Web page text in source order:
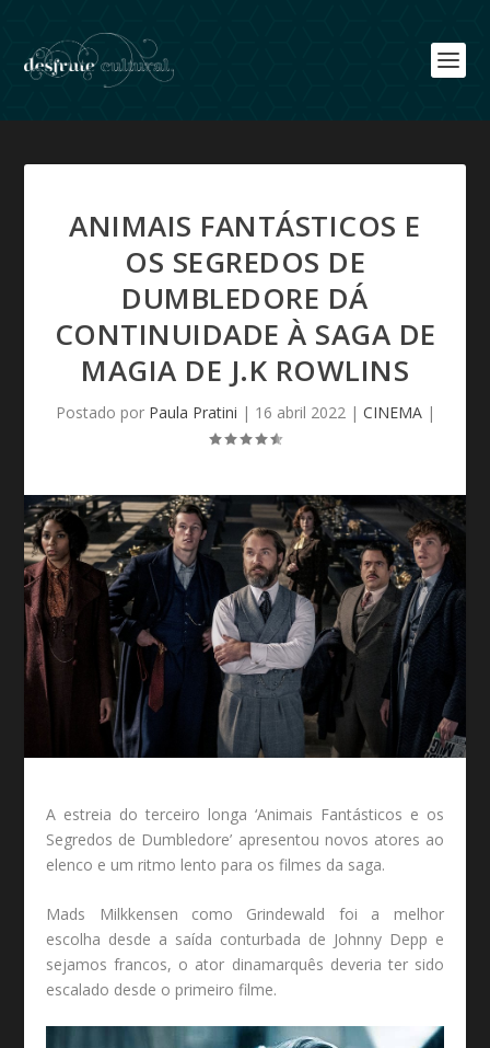
ANIMAIS FANTÁSTICOS E
OS SEGREDOS DE
DUMBLEDORE DÁ
CONTINUIDADE À SAGA DE
MAGIA DE J.K ROWLINS
Postado por Paula Pratini | 16 abril 2022| CINEMA|
A estreia do terceiro longa ‘Animais Fantásticos e os
Segredos de Dumbledore’ apresentou novos atores ao
elenco e um ritmo lento para os filmes da saga.
Mads Milkkensen como Grindewald foi a melhor
escolha desde a saída conturbada de Johnny Depp e
sejamos francos, o ator dinamarquês deveria ter sido
escalado desde o primeiro filme.